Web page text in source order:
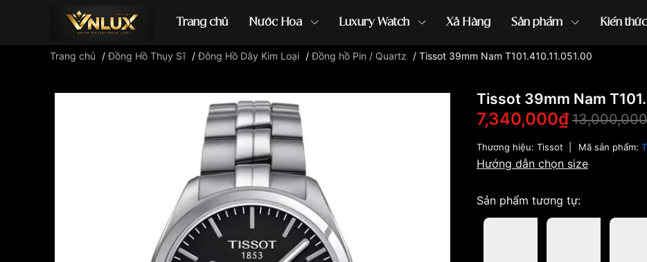
Trang chủ Nước Hoa Luxury Watch Xả Hàng Sản phẩm Kiến thức
Đồng hồ casio đồng hồ G-Shock đồng hồ Orient ...
Trang chủ /Đồng Hồ Thụy Sĩ /Đông Hồ Dây Kim Loại /Đồng hồ Pin / Quartz / Tissot 39mm Nam T101.410.11.051.00
Tissot 39mm Nam
7,340,000₫
Thương hiệu: Tissot Mã sản phẩm:
Hướng dẫn chọn size
Sản phẩm tương tự: